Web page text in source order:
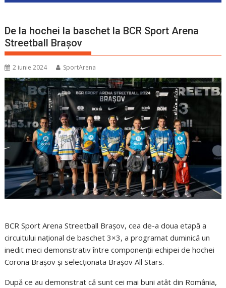
De la hochei la baschet la BCR Sport Arena
Streetball Brașov
2 iunie 2024 SportArena
BCR Sport Arena Streetball Brașov, cea de-a doua etapă a
circuitului național de baschet 3×3, a programat duminică un
inedit meci demonstrativ între componenții echipei de hochei
Corona Brașov și selecționata Brașov All Stars.
După ce au demonstrat că sunt cei mai buni atât din România,